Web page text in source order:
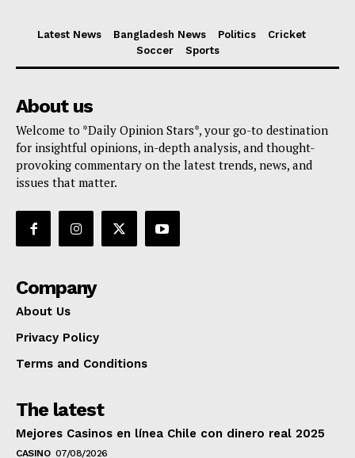
Latest News Bangladesh News Politics
Cricket
Soccer
Sports
About us
Welcome to *Daily Opinion Stars*, your go-to destination
for insightful opinions, in-depth analysis, and thought-
provoking commentary on the latest trends, news, and
issues that matter.
Company
About Us
Privacy Policy
Terms and Conditions
The latest
Mejores Casinos en línea Chile con dinero real 2025
CASINO 07/08/2026